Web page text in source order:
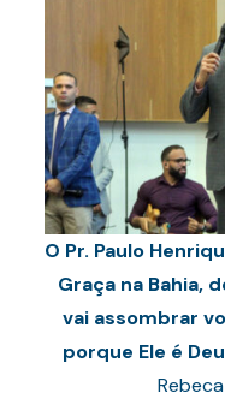
O Pr. Paulo
Graça na Bahia,
vai assombrar
porque Ele é